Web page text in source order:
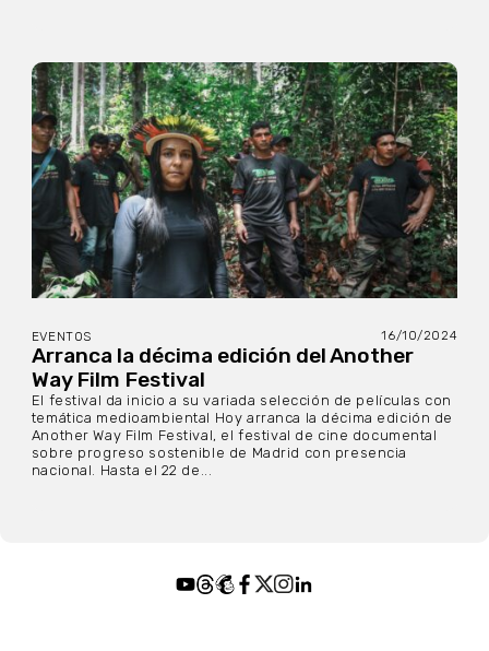
EVENTOS 16/10/2024
Arranca la décima edición del Another
Way Film Festival
El festival da inicio a su variada selección de películas con
temática medioambiental Hoy arranca la décima edición de
Another Way Film Festival, el festival de cine documental
sobre progreso sostenible de Madrid con presencia
nacional. Hasta el 22 de...